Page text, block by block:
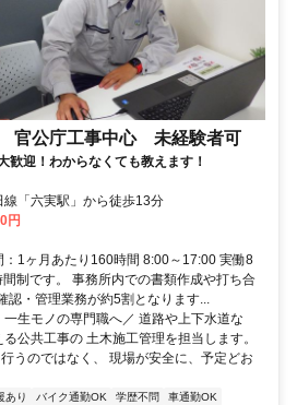
官公庁工事中心 未経験者可
歓迎！わからなくても教えます！
「六実駅」から徒歩13分
円
1ヶ月あたり160時間 8:00～17:00 実働8
制です。 事務所内での書類作成や打ち合
認・管理業務が約5割となります...
生モノの専門職へ／ 道路や上下水道な
公共工事の 土木施工管理を担当します。
うのではなく、 現場が安全に、予定どお
あり バイク通勤OK 学歴不問
車通勤OK